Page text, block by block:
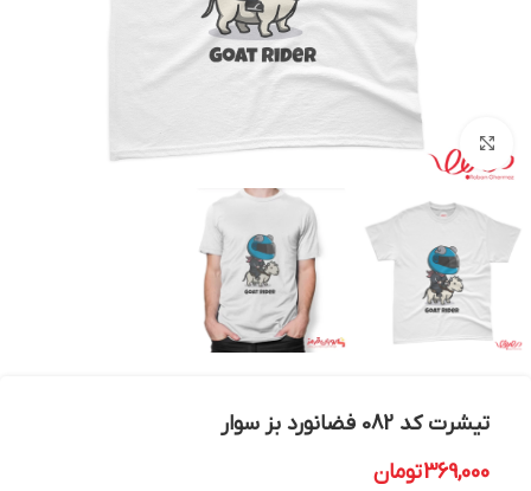
بزرگنمایی تصویر
تیشرت کد 082 فضانورد بز سوار
369,000تومان